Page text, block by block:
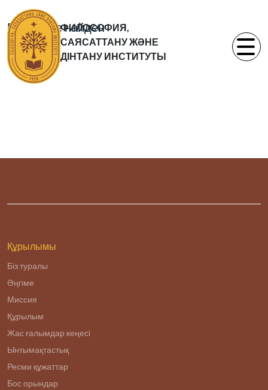
ФИЛОСОФИЯ,
САЯСАТТАНУ ЖӘНЕ
ДІНТАНУ ИНСТИТУТЫ
Раздел не найден
Құрылымы
Біз туралы
Әңгіме
Миссия
Құрылым
Жас ғалымдар кеңесі
Ынтымақтастық
Ресми құжаттар
Бос орындар